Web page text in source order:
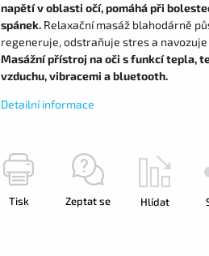
napětí v oblasti očí, pomáhá při
spánek.Relaxační masáž blahodárně
regeneruje, odstraňuje stres a
Masážní přístroj na oči s funkcí tepla,
vzduchu, vibracemi a bluetooth.
Detailní informace
Tisk Zeptat se Hlídat